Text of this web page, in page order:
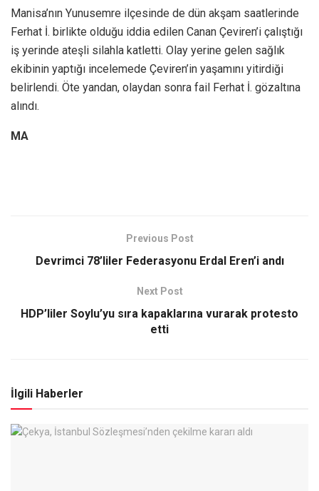
Manisa’nın Yunusemre ilçesinde de dün akşam saatlerinde
Ferhat İ. birlikte olduğu iddia edilen Canan Çeviren’i çalıştığı
iş yerinde ateşli silahla katletti. Olay yerine gelen sağlık
ekibinin yaptığı incelemede Çeviren’in yaşamını yitirdiği
belirlendi. Öte yandan, olaydan sonra fail Ferhat İ. gözaltına
alındı.
MA
Previous Post
Devrimci 78’liler Federasyonu Erdal Eren’i andı
Next Post
HDP’liler Soylu’yu sıra kapaklarına vurarak protesto
etti
İlgili Haberler